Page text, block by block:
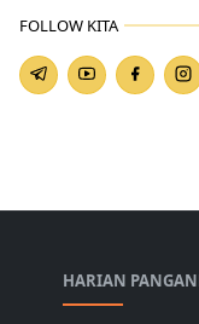
FOLLOW KITA
HARIAN